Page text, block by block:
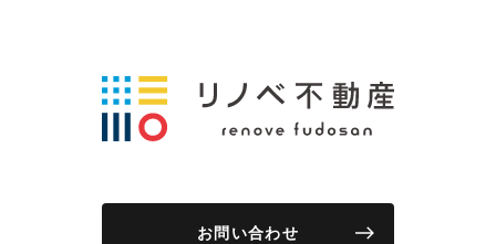
お問い合わせ